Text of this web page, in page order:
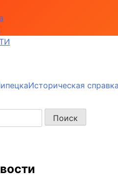
Историческая справка